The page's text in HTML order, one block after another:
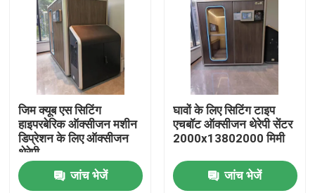
घर
जिम क्यूब एस सिटिंग
हाइपरबेरिक ऑक्सीजन मशीन
डिप्रेशन के लिए ऑक्सीजन
थेरेपी
जांच भेजें
घावों के लिए सिटिंग टाइप
एचबॉट ऑक्सीजन थेरेपी सेंटर
2000x13802000 मिमी
जांच भेजें